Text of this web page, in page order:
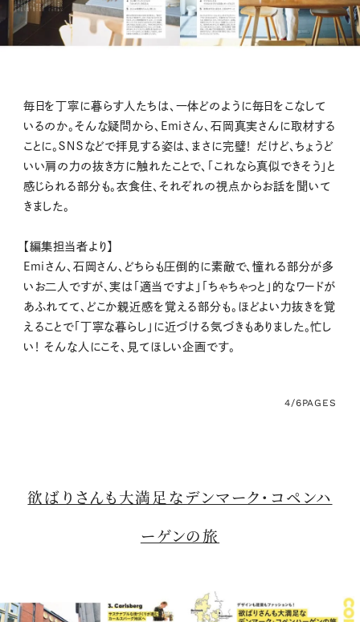
毎日を丁寧に暮らす人たちは、一体どのように毎日をこなして
いるのか。そんな疑問から、Emiさん、石岡真実さんに取材する
ことに。ＳＮＳなどで拝見する姿は、まさに完璧！ だけど、ちょうど
いい肩の力の抜き方に触れたことで、「これなら真似できそう」と
感じられる部分も。衣食住、それぞれの視点からお話を聞いて
きました。
【編集担当者より】
Emiさん、石岡さん、どちらも圧倒的に素敵で、憧れる部分が多
いお二人ですが、実は「適当ですよ」「ちゃちゃっと」的なワードが
あふれてて、どこか親近感を覚える部分も。ほどよい力抜きを覚
えることで「丁寧な暮らし」に近づける気づきもありました。忙し
い！ そんな人にこそ、見てほしい企画です。
4/6PAGES
欲ばりさんも大満足なデンマーク・コペンハ
ーゲンの旅